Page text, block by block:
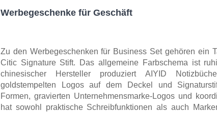
Werbegeschenke für Geschäft
Zu den Werbegeschenken für Business Set gehören ein
Citic Signature Stift. Das allgemeine Farbschema ist
chinesischer Hersteller produziert AIYID
goldstempelten Logos auf dem Deckel und
Formen, gravierten Unternehmensmarke-Logos und
hat sowohl praktische Schreibfunktionen als auch